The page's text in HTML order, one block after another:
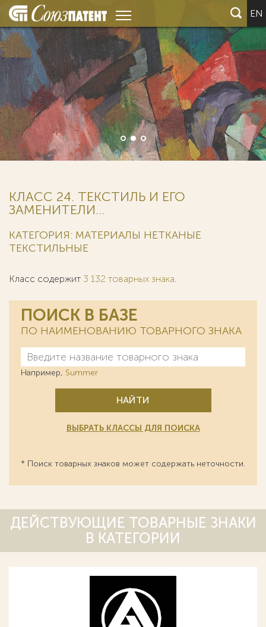
EN
КЛАСС 24. ТЕКСТИЛЬ И ЕГО
ЗАМЕНИТЕЛИ...
КАТЕГОРИЯ: МАТЕРИАЛЫ НЕТКАНЫЕ
ТЕКСТИЛЬНЫЕ
Класс содержит 3 132 товарных знака.
ПОИСК В БАЗЕ
ПО НАИМЕНОВАНИЮ ТОВАРНОГО ЗНАКА
Например, Summer
НАЙТИ
ВЫБРАТЬ КЛАССЫ ДЛЯ ПОИСКА
* Поиск товарных знаков может содержать неточности.
ДЕЙСТВУЮЩИЕ ТОВАРНЫЕ ЗНАКИ
В КАТЕГОРИИ